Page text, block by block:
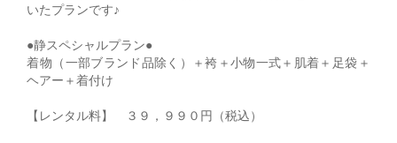
いたプランです♪
●静スペシャルプラン●
着物（一部ブランド品除く）＋袴＋小物一式＋肌着＋足袋＋
ヘアー＋着付け
【レンタル料】 ３９，９９０円（税込）